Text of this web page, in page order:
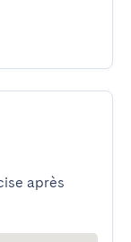
après